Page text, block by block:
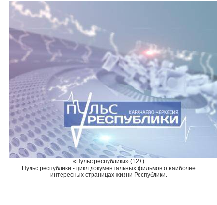
«Пульс республики» (12+)
Пульс республики - цикл документальных фильмов о наиболее
интересных страницах жизни Республики.